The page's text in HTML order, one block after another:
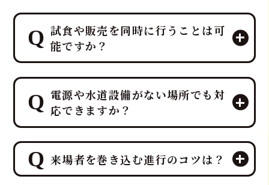
試食や販売を同時に行うことは可
能ですか？
エンターテイメントとして楽しんでい
ただいた後、その場で最高の贅沢を味
わう「試食」と、イベント後の楽しみ
を提供する「販売」を同時に行うこと
が可能です。
特に集客イベントや法人宴会では、こ
の「試食＆販売」の組み合わせが、イ
電源や水道設備がない場所でも対
応できますか？
ご安心ください。出張ケータリング日
本一、ケータリング部門実績No.1を誇
るプロ集団である鮪達人は、電源や水
来場者を巻き込む進行のコツは？